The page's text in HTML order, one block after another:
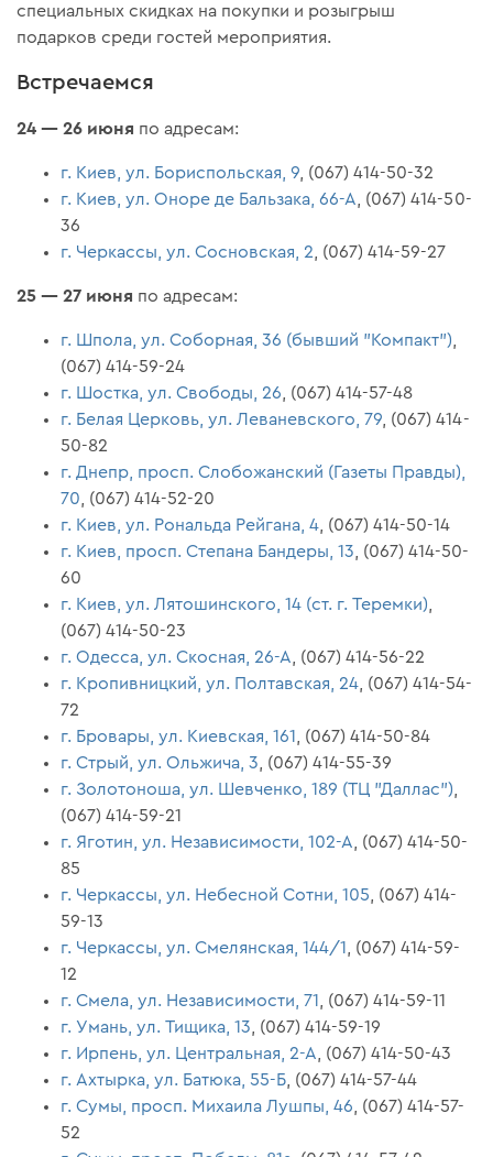
специальных скидках на покупки и розыгрыш
подарков среди гостей мероприятия.
Встречаемся
24 — 26 июня по адресам:
г. Киев, ул. Бориспольская, 9 , (067) 414-50-32
г. Киев, ул. Оноре де Бальзака, 66-А , (067) 414-50-
36
г. Черкассы, ул. Сосновская, 2 , (067) 414-59-27
25 — 27 июня по адресам:
г. Шпола, ул. Соборная, 36 (бывший "Компакт")
(067) 414-59-24
г. Шостка, ул. Свободы, 26 , (067) 414-57-48
г. Белая Церковь, ул. Леваневского, 79 , (067) 414-
50-82
г. Днепр, просп. Слобожанский (Газеты Правды),
70 , (067) 414-52-20
г. Киев, ул. Рональда Рейгана, 4 , (067) 414-50-14
г. Киев, просп. Степана Бандеры, 13 , (067) 414-50-
60
г. Киев, ул. Лятошинского, 14 (ст. г. Теремки)
(067) 414-50-23
г. Одесса, ул. Скосная, 26-А , (067) 414-56-22
г. Кропивницкий, ул. Полтавская, 24 , (067) 414-54-
72
г. Бровары, ул. Киевская, 161
, (067) 414-50-84
г. Стрый, ул. Ольжича, 3 , (067) 414-55-39
г. Золотоноша, ул. Шевченко, 189 (ТЦ "Даллас")
(067) 414-59-21
г. Яготин, ул. Независимости, 102-А , (067) 414-50-
85
г. Черкассы, ул. Небесной Сотни, 105 , (067) 414-
59-13
г. Черкассы, ул. Смелянская, 144/1
, (067) 414-59-
12
г. Смела, ул. Независимости, 71
, (067) 414-59-11
г. Умань, ул. Тищика, 13 , (067) 414-59-19
г. Ирпень, ул. Центральная, 2-А , (067) 414-50-43
г. Ахтырка, ул. Батюка, 55-Б , (067) 414-57-44
г. Сумы, просп. Михаила Лушпы, 46 , (067) 414-57-
52